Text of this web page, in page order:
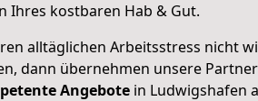
Ihres kostbaren Hab & Gut.
alltäglichen Arbeitsstress nicht
dann übernehmen unsere
Angebote in Ludwigshafen